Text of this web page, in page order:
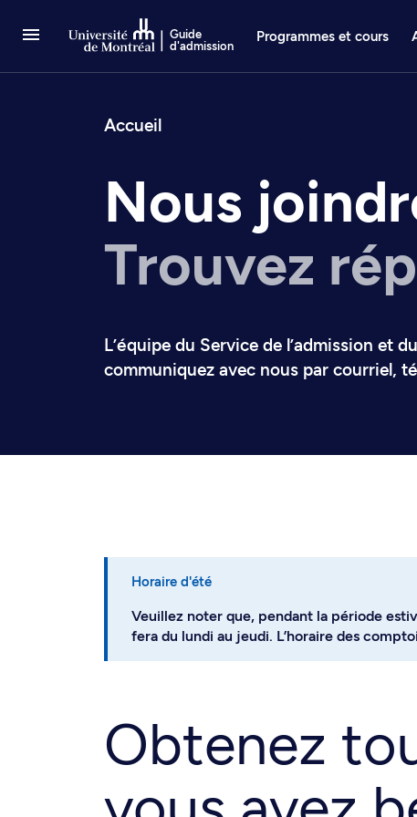
Guide
d'admission
Programmes et cours
Fil d’arianne
Accueil
Nous
Trouvez
L’équipe du Service de l’admission et
communiquez avec nous par courriel,
Horaire d'été
Veuillez noter que, pendant la période
fera du lundi au jeudi. L’horaire des
Obtenez